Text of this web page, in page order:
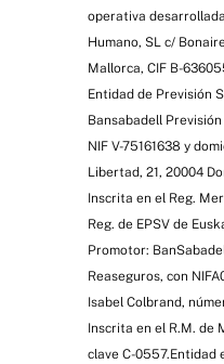
operativa
Humano, SL c/
Mallorca, CIF B-
Entidad de Previsión
Bansabadell Previsión
NIF V-75161638 y
Libertad, 21, 20004
Inscrita en el Reg.
Reg. de EPSV de
Promotor:
Reaseguros, con
Isabel Colbrand,
Inscrita en el R.M. de
clave C-0557.Entidad